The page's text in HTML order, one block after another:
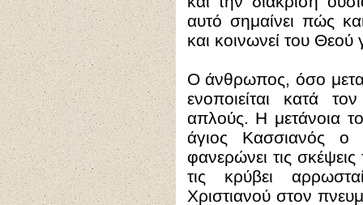
αυτό σημαίνει πώς
και κοινωνεί του Θεού
Ο άνθρωπος, όσο
ενοποιείται κατά
απλούς. Η μετάνοια
άγιος Κασσιανός ο
φανερώνει τις
τις κρύβει
Χριστιανού στον